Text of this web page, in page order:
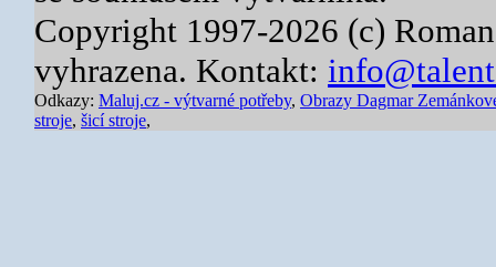
Copyright 1997-2026 (c)
vyhrazena. Kontakt:
Odkazy: Maluj.cz - výtvarné potřeby, Obrazy Dagmar
stroje, šicí stroje,